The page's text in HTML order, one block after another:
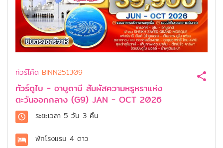
ทัวร์โค๊ด BINN251309
ทัวร์ดูไบ - อาบูดาบี สัมผัสความหรูหราแห่ง
ตะวันออกกลาง (G9) JAN - OCT 2026
ระยะเวลา 5 วัน 3 คืน
พักโรงแรม 4 ดาว